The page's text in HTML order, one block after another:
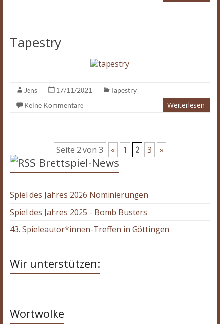
Tapestry
Jens 17/11/2021
Tapestry
Keine Kommentare
Weiterlesen
Seite 2 von 3 « 1 2 3 »
Brettspiel-News
Spiel des Jahres 2026 Nominierungen
Spiel des Jahres 2025 - Bomb Busters
43. Spieleautor*innen-Treffen in Göttingen
Wir unterstützen:
Wortwolke